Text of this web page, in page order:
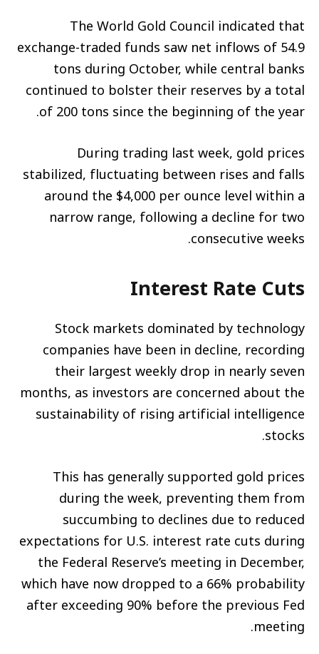
The World Gold Council indicated that
exchange-traded funds saw net inflows of 54.9
tons during October, while central banks
continued to bolster their reserves by a total
of 200 tons since the beginning of the year.
During trading last week, gold prices
stabilized, fluctuating between rises and falls
around the $4,000 per ounce level within a
narrow range, following a decline for two
consecutive weeks.
Interest Rate Cuts
Stock markets dominated by technology
companies have been in decline, recording
their largest weekly drop in nearly seven
months, as investors are concerned about the
sustainability of rising artificial intelligence
stocks.
This has generally supported gold prices
during the week, preventing them from
succumbing to declines due to reduced
expectations for U.S. interest rate cuts during
the Federal Reserve’s meeting in December,
which have now dropped to a 66% probability
after exceeding 90% before the previous Fed
meeting.